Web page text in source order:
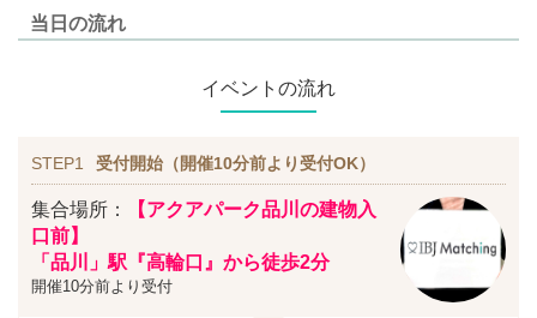
当日の流れ
イベントの流れ
STEP1 受付開始（開催10分前より受付OK）
集合場所：
【アクアパーク品川の建物入
口前】
「品川」駅『高輪口』から徒歩2分
開催10分前より受付